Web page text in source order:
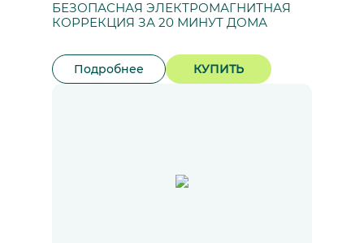
БЕЗОПАСНАЯ ЭЛЕКТРОМАГНИТНАЯ
КОРРЕКЦИЯ ЗА 20 МИНУТ ДОМА
Подробнее КУПИТЬ